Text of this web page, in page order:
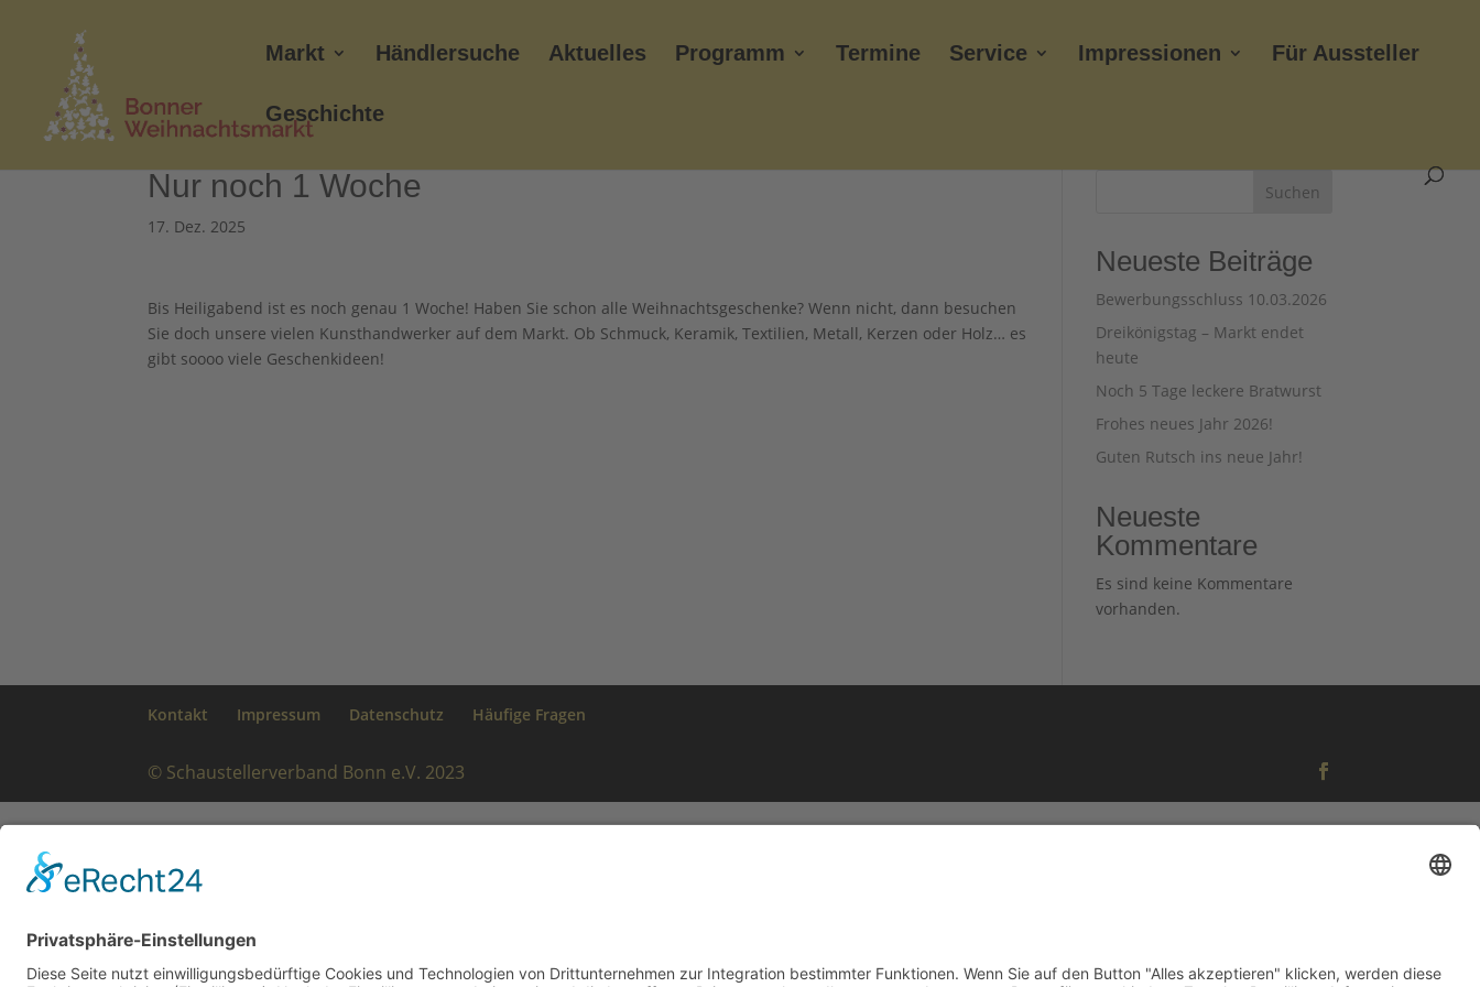
Markt Händlersuche Aktuelles Programm Termine Service Impressionen Für Aussteller
Geschichte
Nur noch 1 Woche
17. Dez. 2025
Bis Heiligabend ist es noch genau 1 Woche! Haben Sie schon alle Weihnachtsgeschenke? Wenn nicht, dann besuchen
Sie doch unsere vielen Kunsthandwerker auf dem Markt. Ob Schmuck, Keramik, Textilien, Metall, Kerzen oder Holz… es
gibt soooo viele Geschenkideen!
Suchen
Neueste Beiträge
Bewerbungsschluss 10.03.2026
Dreikönigstag – Markt endet
heute
Noch 5 Tage leckere Bratwurst
Frohes neues Jahr 2026!
Guten Rutsch ins neue Jahr!
Neueste
Kommentare
Es sind keine Kommentare
vorhanden.
Kontakt Impressum Datenschutz Häufige Fragen
© Schaustellerverband Bonn e.V. 2023